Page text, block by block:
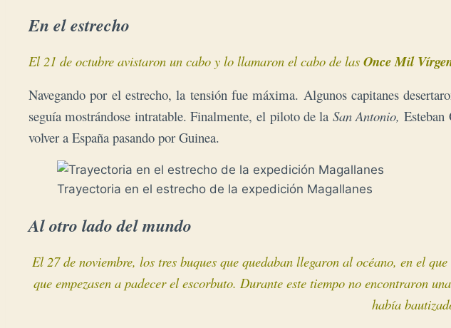
En el estrecho
El 21 de octubre avistaron un cabo y lo llamaron el cabo de las Once Mil
Navegando por el estrecho, la tensión fue máxima. Algunos capitanes
seguía mostrándose intratable. Finalmente, el piloto de la San Antonio,
volver a España pasando por Guinea.
Trayectoria en el estrecho de la expedición Magallanes
Al otro lado del mundo
El 27 de noviembre, los tres buques que quedaban llegaron al océano, en el
que empezasen a padecer el escorbuto. Durante este tiempo no encontraron
había